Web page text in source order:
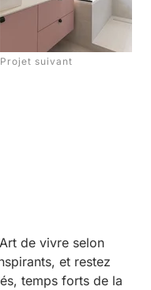
Projet suivant
de vivre selon
et restez
temps forts de la